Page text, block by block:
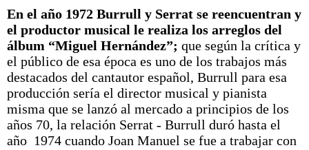
En el año 1972 Burrull y Serrat se reencuentran y
el productor musical le realiza los arreglos del
álbum “Miguel Hernández”; que según la crítica y
el público de esa época es uno de los trabajos más
destacados del cantautor español, Burrull para esa
producción sería el director musical y pianista
misma que se lanzó al mercado a principios de los
años 70, la relación Serrat - Burrull duró hasta el
año 1974 cuando Joan Manuel se fue a trabajar con